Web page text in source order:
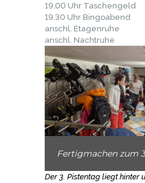
19.00 Uhr Taschengeld
19.30 Uhr Bingoabend
anschl. Etagenruhe
anschl. Nachtruhe
Fertigmachen zum
Der 3. Pistentag liegt hinter